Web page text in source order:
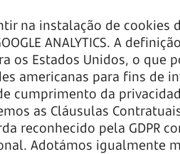
na instalação de
ANALYTICS. A
os Estados Unidos, o que
americanas para fins de
cumprimento da
as Cláusulas
reconhecido pela GDPR
Adotámos igualmente